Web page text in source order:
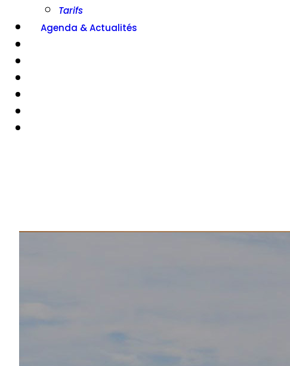
Tarifs
Agenda & Actualités